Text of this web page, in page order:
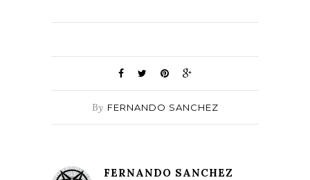
By FERNANDO SANCHEZ
FERNANDO SANCHEZ